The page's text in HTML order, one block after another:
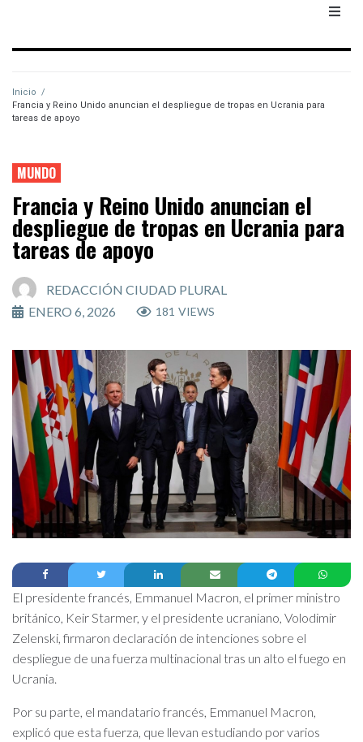
Inicio /
Francia y Reino Unido anuncian el despliegue de tropas en Ucrania para
tareas de apoyo
MUNDO
Francia y Reino Unido anuncian el
despliegue de tropas en Ucrania para
tareas de apoyo
REDACCIÓN CIUDAD PLURAL
ENERO 6, 2026
181 VIEWS
El presidente francés, Emmanuel Macron, el primer ministro
británico, Keir Starmer, y el presidente ucraniano, Volodimir
Zelenski, firmaron declaración de intenciones sobre el
despliegue de una fuerza multinacional tras un alto el fuego en
Ucrania.
Por su parte, el mandatario francés, Emmanuel Macron,
explicó que esta fuerza, que llevan estudiando por varios